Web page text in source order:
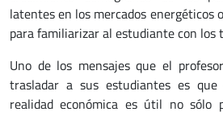
latentes en los mercados energéticos
para familiarizar al estudiante con los
Uno de los mensajes que el
trasladar a sus estudiantes es
realidad económica es útil no sólo